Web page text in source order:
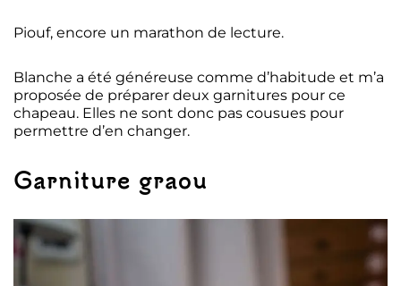
Piouf, encore un marathon de lecture.
Blanche a été généreuse comme d’habitude et m’a
proposée de préparer deux garnitures pour ce
chapeau. Elles ne sont donc pas cousues pour
permettre d’en changer.
Garniture graou